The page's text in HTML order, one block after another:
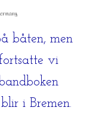
båten, men
vi
i Bremen.